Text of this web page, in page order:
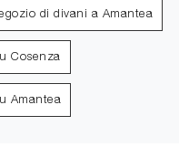
di divani a Amantea
Cosenza
Amantea